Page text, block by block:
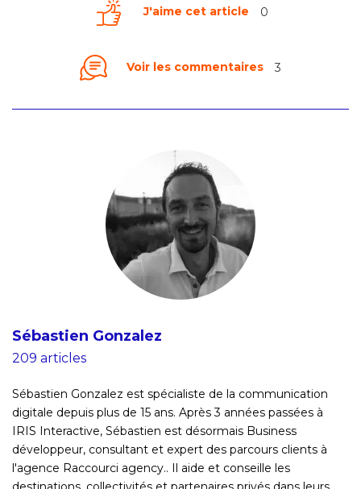
J'aime cet article 0
Voir les commentaires 3
Sébastien Gonzalez
209 articles
Sébastien Gonzalez est spécialiste de la communication
digitale depuis plus de 15 ans. Après 3 années passées à
IRIS Interactive, Sébastien est désormais Business
développeur, consultant et expert des parcours clients à
l'agence Raccourci agency.. Il aide et conseille les